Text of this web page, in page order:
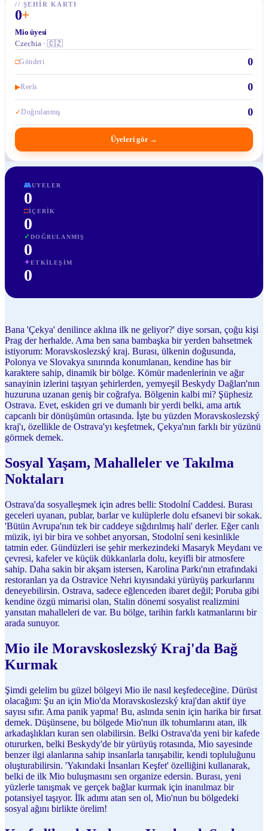
// ŞEHIR KARTI
0+
Mio üyesi
Czechia · 🇨🇿
□Gönderi 0
▶Reels 0
✓Doğrulanmış 0
Üyeleri gör →
👥UYELER
0
□İÇERIK
0
✓DOĞRULANMIŞ
0
✦ETKILEŞIM
0
Bana 'Çekya' denilince aklına ilk ne geliyor?' diye sorsan, çoğu kişi
Prag der herhalde. Ama ben sana bambaşka bir yerden bahsetmek
istiyorum: Moravskoslezský kraj. Burası, ülkenin doğusunda,
Polonya ve Slovakya sınırında konumlanan, kendine has bir
karaktere sahip, dinamik bir bölge. Kömür madenlerinin ve ağır
sanayinin izlerini taşıyan şehirlerden, yemyeşil Beskydy Dağları'nın
huzuruna uzanan geniş bir coğrafya. Bölgenin kalbi mi? Şüphesiz
Ostrava. Evet, eskiden gri ve dumanlı bir yerdi belki, ama artık
capcanlı bir dönüşümün ortasında. İşte bu yüzden Moravskoslezský
kraj'ı, özellikle de Ostrava'yı keşfetmek, Çekya'nın farklı bir yüzünü
görmek demek.
Sosyal Yaşam, Mahalleler ve Takılma
Noktaları
Ostrava'da sosyalleşmek için adres belli: Stodolní Caddesi. Burası
geceleri uyanan, publar, barlar ve kulüplerle dolu efsanevi bir sokak.
'Bütün Avrupa'nın tek bir caddeye sığdırılmış hali' derler. Eğer canlı
müzik, iyi bir bira ve sohbet arıyorsan, Stodolní seni kesinlikle
tatmin eder. Gündüzleri ise şehir merkezindeki Masaryk Meydanı ve
çevresi, kafeler ve küçük dükkanlarla dolu, keyifli bir atmosfere
sahip. Daha sakin bir akşam istersen, Karolina Parkı'nın etrafındaki
restoranları ya da Ostravice Nehri kıyısındaki yürüyüş parkurlarını
deneyebilirsin. Ostrava, sadece eğlenceden ibaret değil; Poruba gibi
kendine özgü mimarisi olan, Stalin dönemi sosyalist realizmini
yansıtan mahalleleri de var. Bu bölge, tarihin farklı katmanlarını bir
arada sunuyor.
Mio ile Moravskoslezský Kraj'da Bağ
Kurmak
Şimdi gelelim bu güzel bölgeyi Mio ile nasıl keşfedeceğine. Dürüst
olacağım: Şu an için Mio'da Moravskoslezský kraj'dan aktif üye
sayısı sıfır. Ama panik yapma! Bu, aslında senin için harika bir fırsat
demek. Düşünsene, bu bölgede Mio'nun ilk tohumlarını atan, ilk
arkadaşlıkları kuran sen olabilirsin. Belki Ostrava'da yeni bir kafede
otururken, belki Beskydy'de bir yürüyüş rotasında, Mio sayesinde
benzer ilgi alanlarına sahip insanlarla tanışabilir, kendi topluluğunu
oluşturabilirsin. 'Yakındaki İnsanları Keşfet' özelliğini kullanarak,
belki de ilk Mio buluşmasını sen organize edersin. Burası, yeni
yüzlerle tanışmak ve gerçek bağlar kurmak için inanılmaz bir
potansiyel taşıyor. İlk adımı atan sen ol, Mio'nun bu bölgedeki
sosyal ağını birlikte örelim!